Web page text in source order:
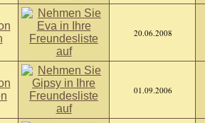
20.06.2008
01.09.2006